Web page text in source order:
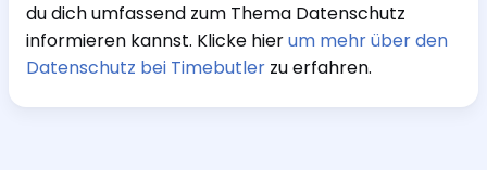
du dich umfassend zum Thema Datenschutz
informieren kannst. Klicke hierum mehr über den
Datenschutz bei Timebutler zu erfahren.